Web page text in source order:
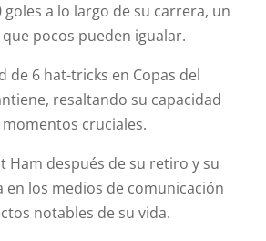
goles a lo largo de su carrera, un
pocos pueden igualar.
de 6 hat-tricks en Copas del
resaltando su capacidad
cruciales.
Ham después de su retiro y su
en los medios de comunicación
notables de su vida.